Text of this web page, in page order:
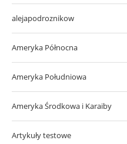
alejapodroznikow
Ameryka Północna
Ameryka Południowa
Ameryka Środkowa i Karaiby
Artykuły testowe